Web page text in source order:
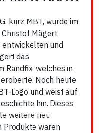
kurz MBT, wurde im
Mägert
und
das
Randfix, welches in
Noch heute
Logo und weist auf
hin. Dieses
weitere neu
Produkte waren